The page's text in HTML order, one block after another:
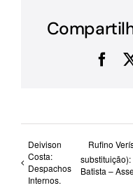
Deivison
Costa:
Despachos
Internos.
Rufino
Batista –